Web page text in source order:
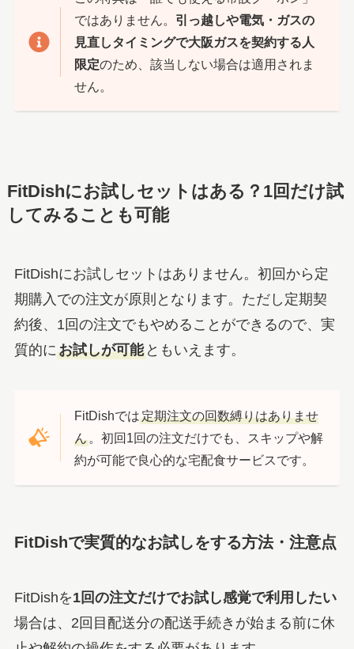
ではありません。 引っ越しや電気・ガスの
見直しタイミングで大阪ガスを契約する人
限定のため、該当しない場合は適用されま
せん。
FitDishにお試しセットはある？1回だけ試
してみることも可能
FitDishにお試しセットはありません。初回から定
期購入での注文が原則となります。ただし定期契
約後、1回の注文でもやめることができるので、実
質的にお試しが可能ともいえます。
FitDishでは定期注文の回数縛りはありませ
ん 。初回1回の注文だけでも、スキップや解
約が可能で良心的な宅配食サービスです。
FitDishで実質的なお試しをする方法・注意点
FitDishを1回の注文だけでお試し感覚で利用したい
場合は、2回目配送分の配送手続きが始まる前に休